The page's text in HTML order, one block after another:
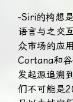
-Siri的构想
语言与之交
众市场的应
Cortana和
发起源追溯
们不可能是